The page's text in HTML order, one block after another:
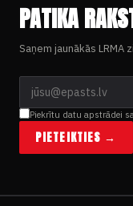
PATIKA
Saņem jaunākās LRMA
Piekrītu datu apstrādei
PIETEIKTIES →